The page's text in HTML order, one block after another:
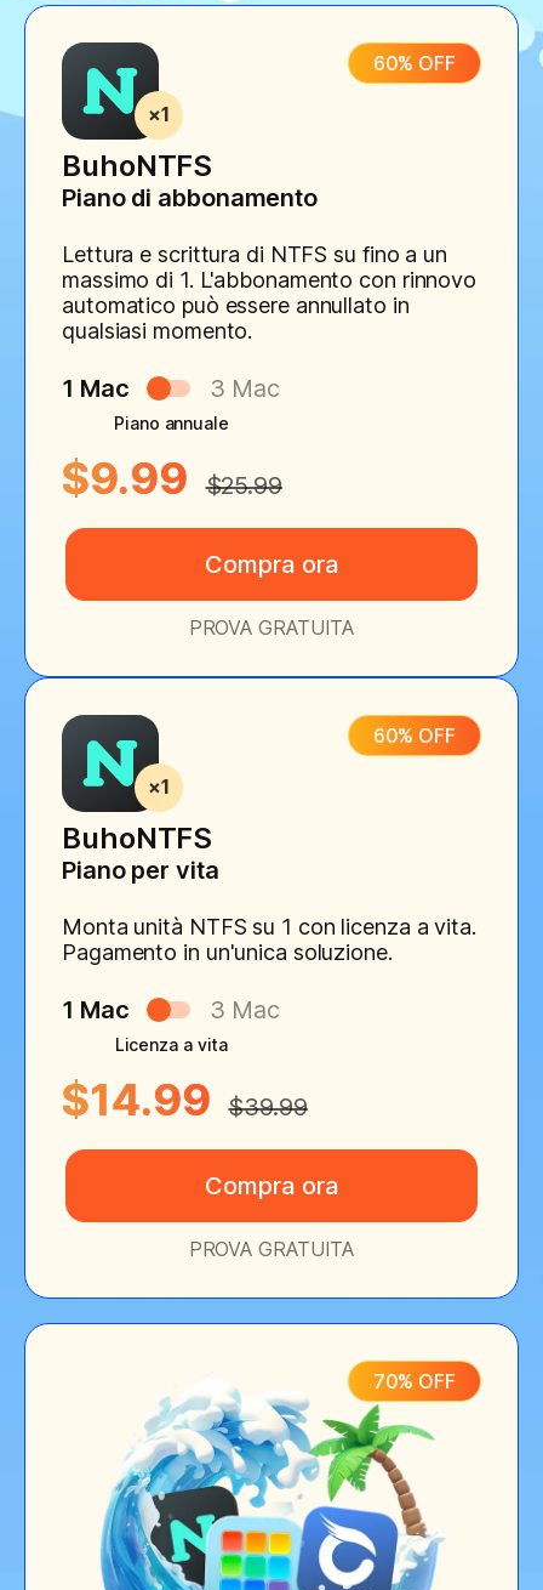
60% OFF
BuhoNTFS
Piano di abbonamento
Lettura e scrittura di NTFS su fino a un
massimo di 1. L'abbonamento con rinnovo
automatico può essere annullato in
qualsiasi momento.
1 Mac 3 Mac
Piano annuale
$9.99 $25.99
Compra ora
PROVA GRATUITA
60% OFF
BuhoNTFS
Piano per vita
Monta unità NTFS su 1 con licenza a vita.
Pagamento in un'unica soluzione.
1 Mac 3 Mac
Licenza a vita
$14.99 $39.99
Compra ora
PROVA GRATUITA
70% OFF